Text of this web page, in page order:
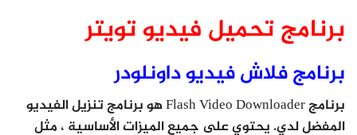
برنامج تحميل فيديو تويتر
برنامج فلاش فيديو داونلودر
برنامج Flash Video Downloader هو برنامج تنزيل الفيديو
المفضل لدي. يحتوي على جميع الميزات الأساسية ، مثل